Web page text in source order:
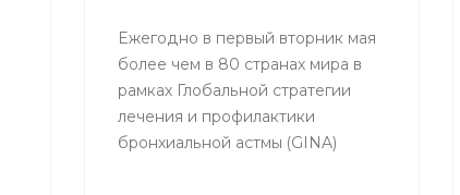
Ежегодно в первый вторник мая
более чем в 80 странах мира в
рамках Глобальной стратегии
лечения и профилактики
бронхиальной астмы (GINA)